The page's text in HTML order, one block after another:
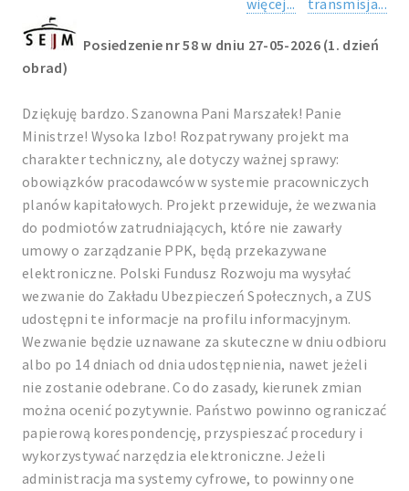
więcej... transmisja...
Posiedzenie nr 58 w dniu 27-05-2026 (1. dzień
obrad)
Dziękuję bardzo. Szanowna Pani Marszałek! Panie
Ministrze! Wysoka Izbo! Rozpatrywany projekt ma
charakter techniczny, ale dotyczy ważnej sprawy:
obowiązków pracodawców w systemie pracowniczych
planów kapitałowych. Projekt przewiduje, że wezwania
do podmiotów zatrudniających, które nie zawarły
umowy o zarządzanie PPK, będą przekazywane
elektroniczne. Polski Fundusz Rozwoju ma wysyłać
wezwanie do Zakładu Ubezpieczeń Społecznych, a ZUS
udostępni te informacje na profilu informacyjnym.
Wezwanie będzie uznawane za skuteczne w dniu odbioru
albo po 14 dniach od dnia udostępnienia, nawet jeżeli
nie zostanie odebrane. Co do zasady, kierunek zmian
można ocenić pozytywnie. Państwo powinno ograniczać
papierową korespondencję, przyspieszać procedury i
wykorzystywać narzędzia elektroniczne. Jeżeli
administracja ma systemy cyfrowe, to powinny one